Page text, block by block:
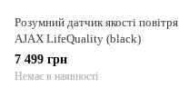
Розумний датчик якості повітря
AJAX LifeQuality (black)
7 499 грн
Немає в наявності